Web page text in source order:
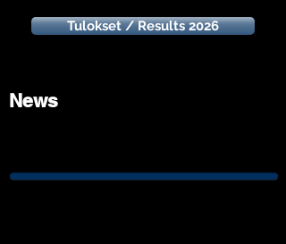
Tulokset / Results 2026
News